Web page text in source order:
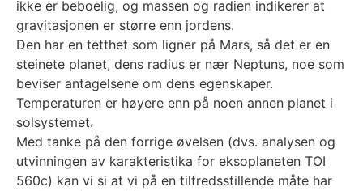
ikke er beboelig, og massen og radien indikerer at
gravitasjonen er større enn jordens.
Den har en tetthet som ligner på Mars, så det er en
steinete planet, dens radius er nær Neptuns, noe som
beviser antagelsene om dens egenskaper.
Temperaturen er høyere enn på noen annen planet i
solsystemet.
Med tanke på den forrige øvelsen (dvs. analysen og
utvinningen av karakteristika for eksoplaneten TOI
560c) kan vi si at vi på en tilfredsstillende måte har